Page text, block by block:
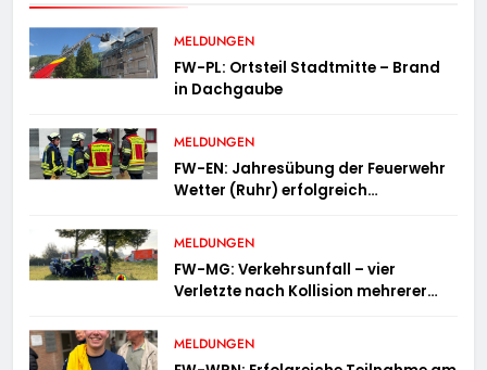
MELDUNGEN
FW-PL: Ortsteil Stadtmitte – Brand
in Dachgaube
MELDUNGEN
FW-EN: Jahresübung der Feuerwehr
Wetter (Ruhr) erfolgreich
MELDUNGEN
FW-MG: Verkehrsunfall – vier
Verletzte nach Kollision mehrerer
MELDUNGEN